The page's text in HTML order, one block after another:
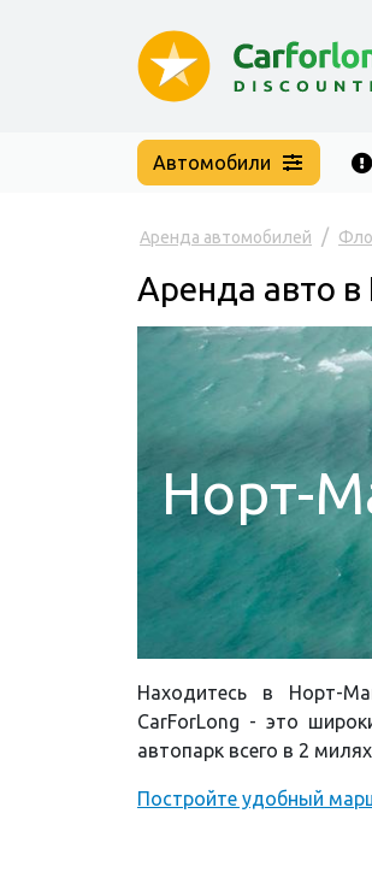
Автомобили
Аренда автомобилей
Аренда авто
Норт-
Находитесь в Норт-
CarForLong - это
автопарк всего в 2
Постройте удобный